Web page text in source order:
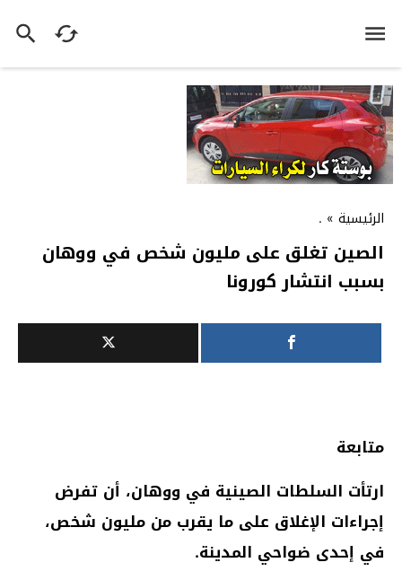
الرئيسية »
.
الصين تغلق على مليون شخص في ووهان
بسبب انتشار كورونا
متابعة
ارتأت السلطات الصينية في ووهان، أن تفرض
إجراءات الإغلاق على ما يقرب من مليون شخص،
في إحدى ضواحي المدينة.